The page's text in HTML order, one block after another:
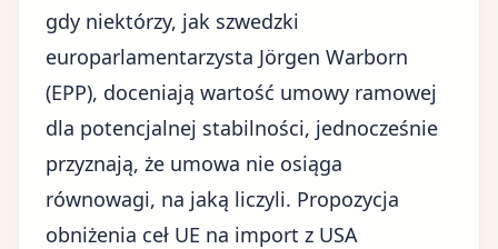
gdy niektórzy, jak szwedzki
europarlamentarzysta Jörgen Warborn
(EPP), doceniają wartość umowy ramowej
dla potencjalnej stabilności, jednocześnie
przyznają, że umowa nie osiąga
równowagi, na jaką liczyli. Propozycja
obniżenia ceł UE na import z USA